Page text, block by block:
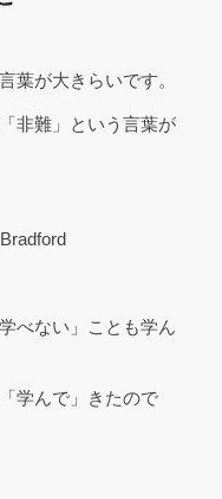
葉が大きらいです。
非難」という言葉が
べない」ことも学ん
学んで」きたので